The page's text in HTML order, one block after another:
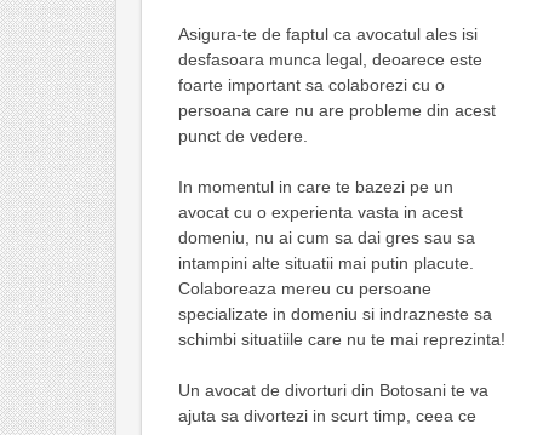
Asigura-te de faptul ca avocatul ales isi
desfasoara munca legal, deoarece este
foarte important sa colaborezi cu o
persoana care nu are probleme din acest
punct de vedere.
In momentul in care te bazezi pe un
avocat cu o experienta vasta in acest
domeniu, nu ai cum sa dai gres sau sa
intampini alte situatii mai putin placute.
Colaboreaza mereu cu persoane
specializate in domeniu si indrazneste sa
schimbi situatiile care nu te mai reprezinta!
Un avocat de divorturi din Botosani te va
ajuta sa divortezi in scurt timp, ceea ce